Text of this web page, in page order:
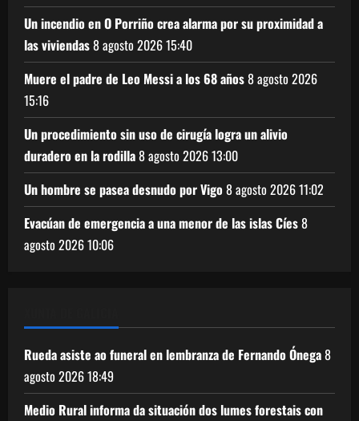
Un incendio en O Porriño crea alarma por su proximidad a
las viviendas8 agosto 202615:40
Muere el padre de Leo Messi a los 68 años8 agosto 2026
15:16
Un procedimiento sin uso de cirugía logra un alivio
duradero en la rodilla8 agosto 202613:00
Un hombre se pasea desnudo por Vigo8 agosto 202611:02
Evacúan de emergencia a una menor de las islas Cíes8
agosto 202610:06
Rueda asiste ao funeral en lembranza de Fernando Ónega8
agosto 202618:49
Medio Rural informa da situación dos lumes forestais con